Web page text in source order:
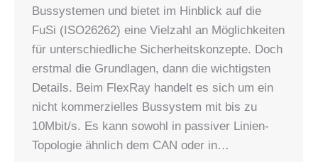
Bussystemen und bietet im Hinblick auf die
FuSi (ISO26262) eine Vielzahl an Möglichkeiten
für unterschiedliche Sicherheitskonzepte. Doch
erstmal die Grundlagen, dann die wichtigsten
Details. Beim FlexRay handelt es sich um ein
nicht kommerzielles Bussystem mit bis zu
10Mbit/s. Es kann sowohl in passiver Linien-
Topologie ähnlich dem CAN oder in…